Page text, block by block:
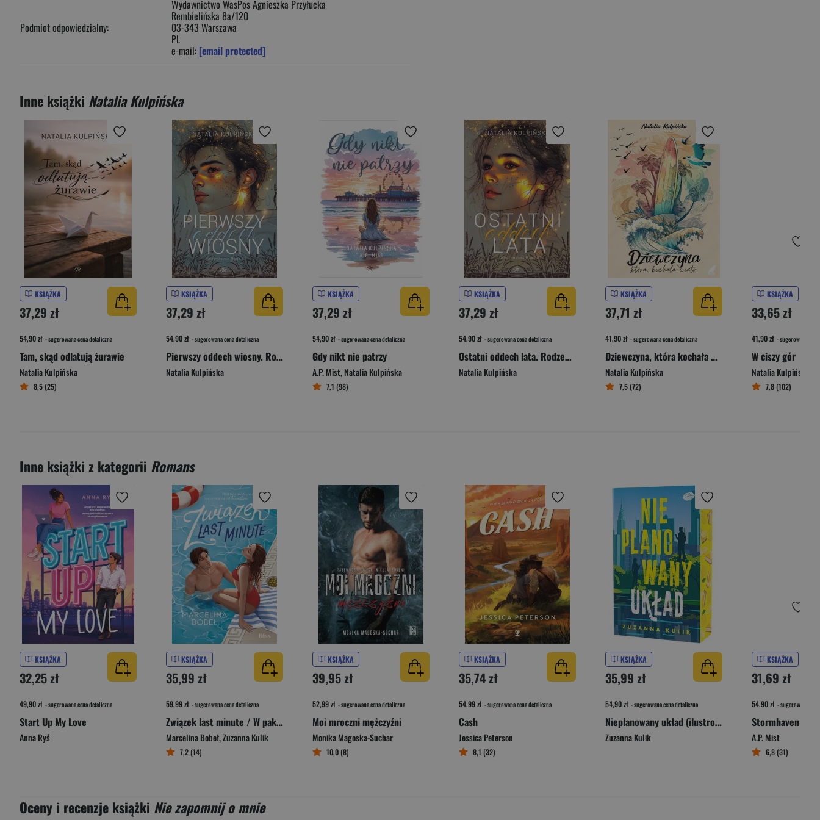
Podmiot odpowiedzialny:
Wydawnictwo WasPos Agnieszka Przyłucka
Rembielińska 8a/120
03-343 Warszawa
PL
e-mail: [email protected]
Inne książki Natalia Kulpińska
KSIĄŻKA
37,29 zł
54,90 zł - sugerowana cena detaliczna
Tam, skąd odlatują żurawie
Natalia Kulpińska
8,5 (25)
KSIĄŻKA
37,29 zł
54,90 zł - sugerowana cena detaliczna
Pierwszy oddech wiosny. Rodzeństwo Roux. Tom2
Natalia Kulpińska
KSIĄŻKA
37,29 zł
54,90 zł - sugerowana cena detaliczna
Gdy nikt nie patrzy
A.P. Mist,Natalia Kulpińska
7,1 (98)
KSIĄŻKA
37,29 zł
54,90 zł - sugerowana cena detaliczna
Ostatni oddech lata. Rodzeństwo Roux. Tom 1
Natalia Kulpińska
KSIĄŻKA
37,71 zł
41,90 zł - sugerowana cena detaliczna
Dziewczyna, która kochała wiatr
Natalia Kulpińska
7,5 (72)
KSIĄŻKA
33,65 zł
41,90 zł - sugerowana
W ciszy gór
Natalia Kulpińska
7,8 (102)
Inne książki z kategorii Romans
KSIĄŻKA
32,25 zł
49,90 zł - sugerowana cena detaliczna
Start Up My Love
Anna Ryś
KSIĄŻKA
35,99 zł
59,99 zł - sugerowana cena detaliczna
Związek last minute / W pakiecie z ex
Marcelina Bobeł,Zuzanna Kulik
7,2 (14)
KSIĄŻKA
39,95 zł
52,99 zł - sugerowana cena detaliczna
Moi mroczni mężczyźni
Monika Magoska-Suchar
10,0 (8)
KSIĄŻKA
35,74 zł
54,99 zł - sugerowana cena detaliczna
Cash
Jessica Peterson
8,1 (32)
KSIĄŻKA
35,99 zł
54,90 zł - sugerowana cena detaliczna
Nieplanowany układ (ilustrowane brzegi)
Zuzanna Kulik
KSIĄŻKA
31,69 zł
54,90 zł - sugerowana
Stormhaven
A.P. Mist
6,8 (31)
Oceny i recenzje książki Nie zapomnij o mnie